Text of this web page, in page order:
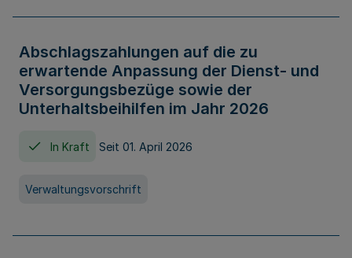
Abschlagszahlungen auf die zu
erwartende Anpassung der Dienst- und
Versorgungsbezüge sowie der
Unterhaltsbeihilfen im Jahr 2026
In Kraft Seit 01. April 2026
Verwaltungsvorschrift